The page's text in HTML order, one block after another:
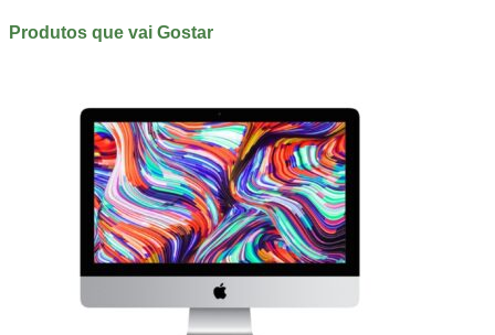
Produtos que vai Gostar